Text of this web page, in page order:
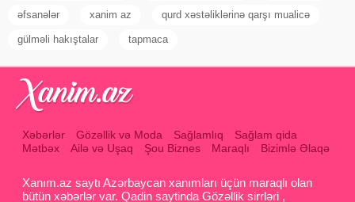
əfsanələr xanim az qurd xəstəliklərinə qarşı mualicə
gülməli hakıştalar tapmaca
Xəbərlər Gözəllik və Moda Sağlamlıq
Sağlam qida
Mətbəx
Ailə və Uşaq Şou Biznes Maraqlı Bizimlə Əlaqə
Xanım.az saytı Azərbaycan xanımları üçün maraqlı olan
bütün xəbərlər var. Qadin saytinda Gözəllik sirrləri ,